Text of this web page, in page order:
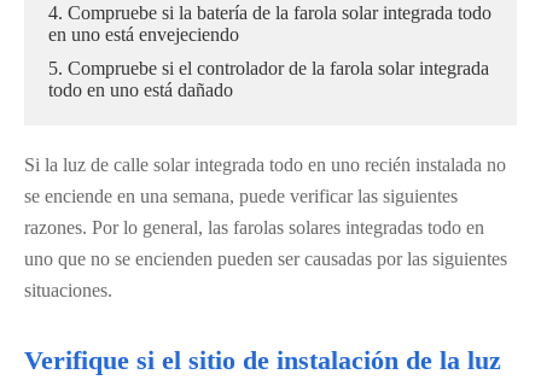
4. Compruebe si la batería de la farola solar integrada todo
en uno está envejeciendo
5. Compruebe si el controlador de la farola solar integrada
todo en uno está dañado
Si la luz de calle solar integrada todo en uno recién instalada no
se enciende en una semana, puede verificar las siguientes
razones. Por lo general, las farolas solares integradas todo en
uno que no se encienden pueden ser causadas por las siguientes
situaciones.
Verifique si el sitio de instalación de la luz